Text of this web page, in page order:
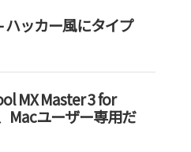
ハッカー風にタイプ
MX Master 3 for
Macユーザー専用だ